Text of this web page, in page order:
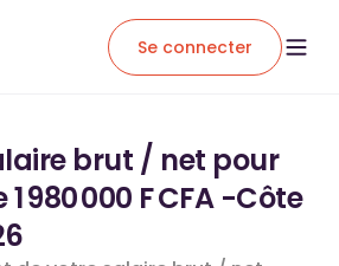
Se connecter
brut / net pour
980 000 F CFA -Côte